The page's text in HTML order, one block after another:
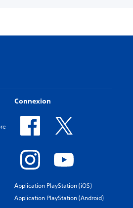
Connexion
Application PlayStation (iOS)
Application PlayStation (Android)